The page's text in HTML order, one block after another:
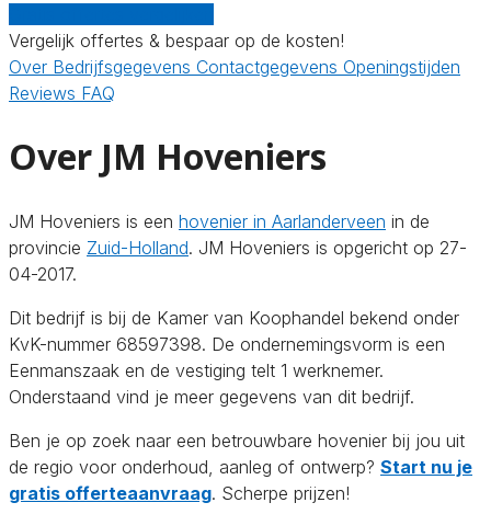
Vergelijk offertes & bespaar op de kosten!
Over Bedrijfsgegevens Contactgegevens Openingstijden
Reviews FAQ
Over JM Hoveniers
JM Hoveniers is een hovenier in Aarlanderveen in de
provincie Zuid-Holland. JM Hoveniers is opgericht op 27-
04-2017.
Dit bedrijf is bij de Kamer van Koophandel bekend onder
KvK-nummer 68597398. De ondernemingsvorm is een
Eenmanszaak en de vestiging telt 1 werknemer.
Onderstaand vind je meer gegevens van dit bedrijf.
Ben je op zoek naar een betrouwbare hovenier bij jou uit
de regio voor onderhoud, aanleg of ontwerp? Start nu je
gratis offerteaanvraag. Scherpe prijzen!